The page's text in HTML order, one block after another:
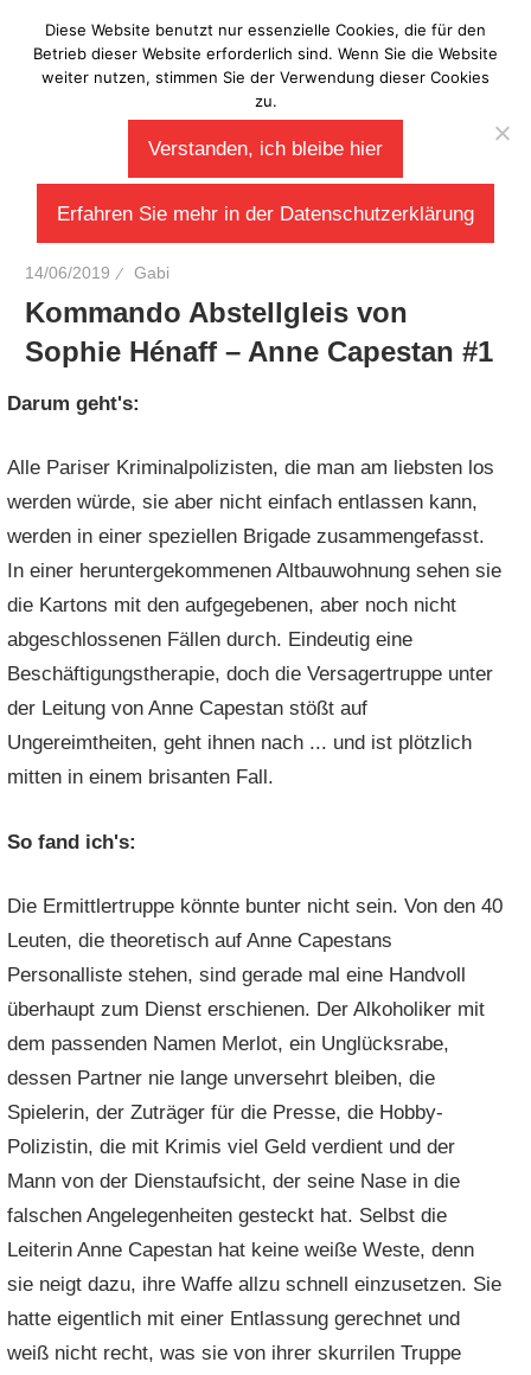
Inhalt
springen
Laberladen
14/06/2019 Gabi
Kommando Abstellgleis von
Sophie Hénaff – Anne Capestan #1
Darum geht's:
Alle Pariser Kriminalpolizisten, die man am liebsten los
werden würde, sie aber nicht einfach entlassen kann,
werden in einer speziellen Brigade zusammengefasst.
In einer heruntergekommenen Altbauwohnung sehen sie
die Kartons mit den aufgegebenen, aber noch nicht
abgeschlossenen Fällen durch. Eindeutig eine
Beschäftigungstherapie, doch die Versagertruppe unter
der Leitung vonAnne Capestan stößt auf
Ungereimtheiten, geht ihnen nach ... und ist plötzlich
mitten in einem brisanten Fall.
So fand ich's:
Die Ermittlertruppe könnte bunter nicht sein. Von den 40
Leuten, die theoretisch auf Anne Capestans
Personalliste stehen, sind gerade mal eine Handvoll
überhaupt zum Dienst erschienen. Der Alkoholiker mit
dem passenden Namen Merlot, ein Unglücksrabe,
dessen Partner nie lange unversehrt bleiben, die
Spielerin, der Zuträger für die Presse, die Hobby-
Polizistin, die mit Krimis viel Geld verdient und der
Mann von der Dienstaufsicht, der seine Nase in die
falschen Angelegenheiten gesteckt hat. Selbst die
Leiterin Anne Capestan hat keine weiße Weste, denn
sie neigt dazu, ihre Waffe allzu schnell einzusetzen. Sie
hatte eigentlich mit einer Entlassung gerechnet und
weiß nicht recht, was sie von ihrer skurrilen Truppe
Diese Website benutzt nur essenzielle Cookies, die für den
Betrieb dieser Website erforderlich sind. Wenn Sie die Website
weiter nutzen, stimmen Sie der Verwendung dieser Cookies
zu.
Verstanden, ich bleibe hier
Erfahren Sie mehr in der Datenschutzerklärung